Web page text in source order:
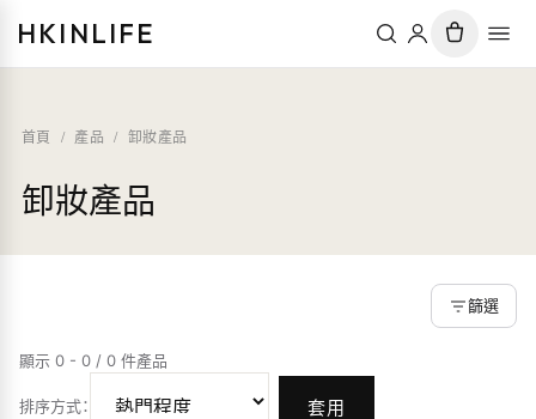
HKINLIFE
首頁 / 產品 / 卸妝產品
卸妝產品
篩選
顯示 0 - 0 / 0 件產品
排序方式： 套用